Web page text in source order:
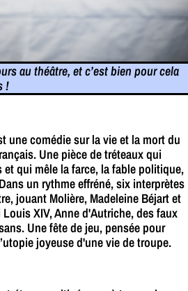
au théâtre, et c’est bien pour cela
!
une comédie sur la vie et la mort du
Une pièce de tréteaux qui
qui mêle la farce, la fable politique,
un rythme effréné, six interprètes
jouant Molière, Madeleine Béjart et
XIV, Anne d'Autriche, des faux
Une fête de jeu, pensée pour
joyeuse d'une vie de troupe.